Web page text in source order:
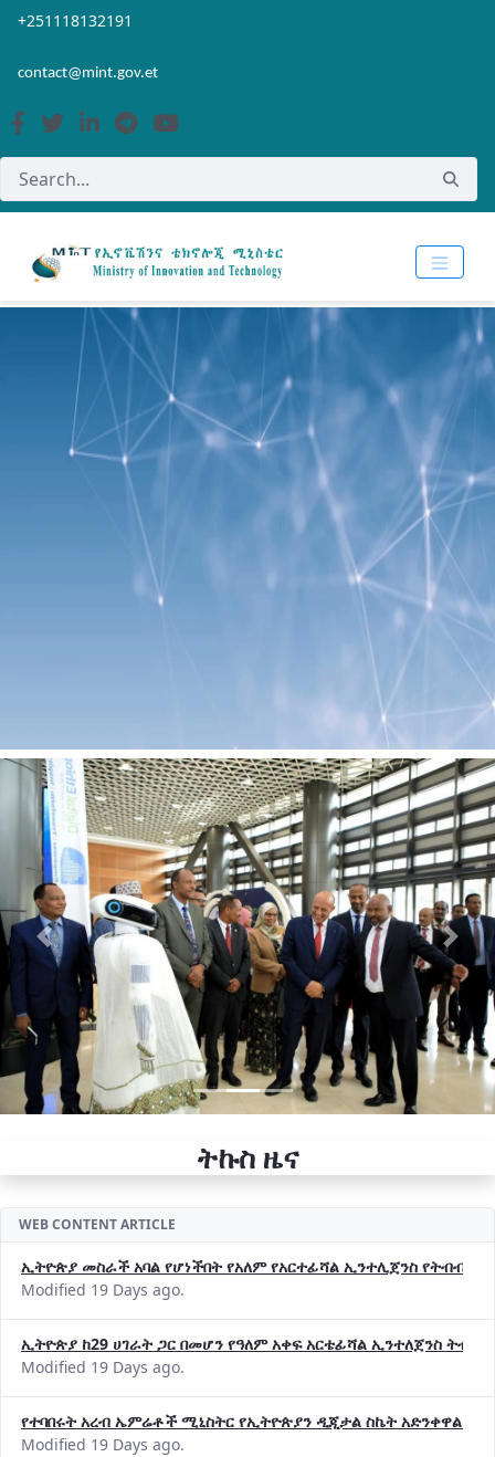
Skip to Main Content
Open Accessibility Menu
+251118132191
contact@mint.gov.et
Previous Next
ትኩስ ዜና
WEB CONTENT ARTICLE
ኢትዮጵያ መስራች አባል የሆነችበት የአለም የአርተፊሻል ኢንተሊጀንስ የትብብር
Modified 19 Days ago.
ኢትዮጵያ ከ29 ሀገራት ጋር በመሆን የዓለም አቀፍ አርቴፊሻል ኢንተለጀንስ
Modified 19 Days ago.
የተባበሩት አረብ ኤምሬቶች ሚኒስትር የኢትዮጵያን ዲጂታል ስኬት አድንቀዋል
Modified 19 Days ago.